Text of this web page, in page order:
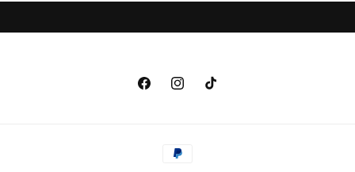
FacebookInstagram
TikTok
Formas